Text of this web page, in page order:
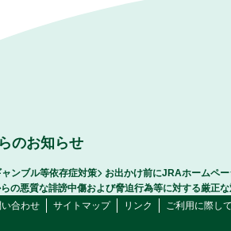
のお知らせ
ンブル等依存症対策
お出かけ前にJRAホームペ
の悪質な誹謗中傷および脅迫行為等に対する厳正
い合わせ
サイトマップ リンク ご利用に際し